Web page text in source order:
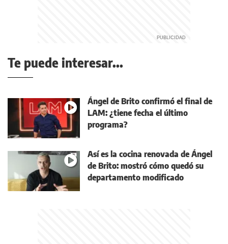
Te puede interesar...
Ángel de Brito confirmó el final de
LAM: ¿tiene fecha el último
programa?
Así es la cocina renovada de Ángel
de Brito: mostró cómo quedó su
departamento modificado